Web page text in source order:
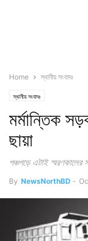
Home স্থানীয় সংবাদঃ
স্থানীয় সংবাদঃ
মর্মান্তিক
ছায়া
পঞ্চগড়ে এটাই স্মরণকালের
By NewsNorthBD -